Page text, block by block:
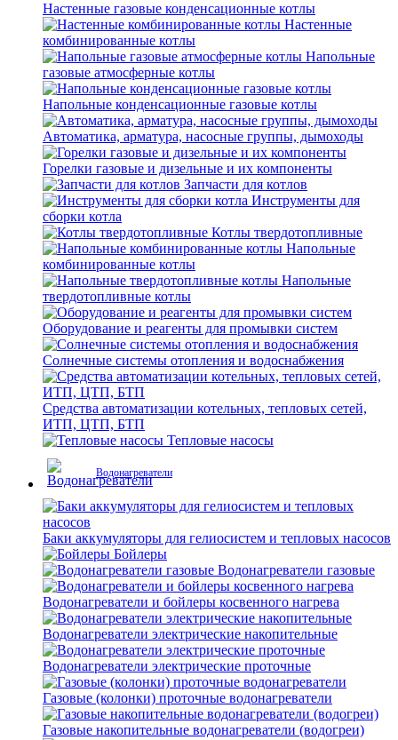
Настенные газовые конденсационные котлы
Настенные
комбинированные котлы
Напольные
газовые атмосферные котлы
Напольные конденсационные газовые котлы
Автоматика, арматура, насосные группы, дымоходы
Горелки газовые и дизельные и их компоненты
Запчасти для котлов
Инструменты для
сборки котла
Котлы твердотопливные
Напольные
комбинированные котлы
Напольные
твердотопливные котлы
Оборудование и реагенты для промывки систем
Солнечные системы отопления и водоснабжения
Средства автоматизации котельных, тепловых сетей,
ИТП, ЦТП, БТП
Тепловые насосы
Водонагреватели
Баки аккумуляторы для гелиосистем и тепловых насосов
Бойлеры
Водонагреватели газовые
Водонагреватели и бойлеры косвенного нагрева
Водонагреватели электрические накопительные
Водонагреватели электрические проточные
Газовые (колонки) проточные водонагреватели
Газовые накопительные водонагреватели (водогреи)